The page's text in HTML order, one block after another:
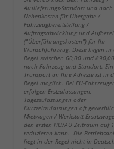
Auslieferungs-Standort und nach
Nebenkosten für Übergabe /
Fahrzeugbereitstellung /
Auftragsabwicklung und
("Überführungskosten") für Ihr
Wunschfahrzeug. Diese liegen in
Regel zwischen 60,00 und
nach Fahrzeug und Standort. Ein
Transport an Ihre Adresse ist in
Regel möglich. Bei EU-
erfolgen Erstzulassungen,
Tageszulassungen oder
Kurzzeitzulassungen oft
Mietwagen / Werkstatt
den ersten HU/AU Zeitraum auf
reduzieren kann. Die
liegt in der Regel nicht in